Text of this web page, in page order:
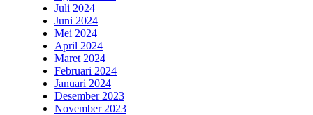
Juli 2024
Juni 2024
Mei 2024
April 2024
Maret 2024
Februari 2024
Januari 2024
Desember 2023
November 2023